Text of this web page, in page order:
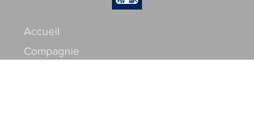
Accueil
Compagnie